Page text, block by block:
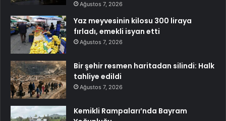
Ağustos 7, 2026
Yaz meyvesinin kilosu 300 liraya
fırladı, emekli isyan etti
Ağustos 7, 2026
Bir şehir resmen haritadan silindi: Halk
tahliye edildi
Ağustos 7, 2026
Kemikli Rampaları’nda Bayram